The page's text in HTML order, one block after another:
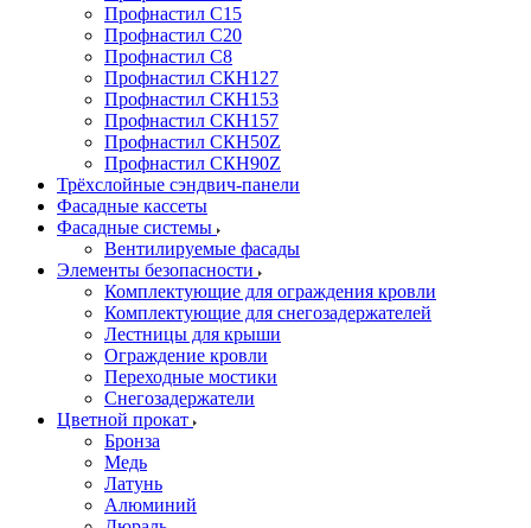
Профнастил С15
Профнастил С20
Профнастил С8
Профнастил СКН127
Профнастил СКН153
Профнастил СКН157
Профнастил СКН50Z
Профнастил СКН90Z
Трёхслойные сэндвич-панели
Фасадные кассеты
Фасадные системы
Вентилируемые фасады
Элементы безопасности
Комплектующие для ограждения кровли
Комплектующие для снегозадержателей
Лестницы для крыши
Ограждение кровли
Переходные мостики
Снегозадержатели
Цветной прокат
Бронза
Медь
Латунь
Алюминий